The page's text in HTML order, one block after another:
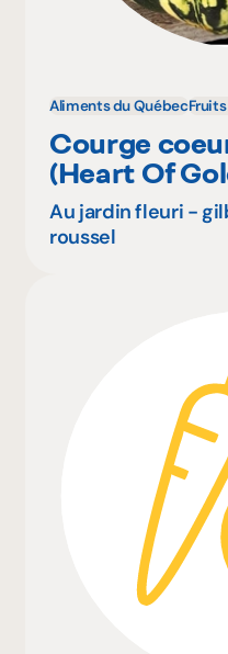
Aliments du Québec
Courge
(Heart Of
Au jardin fleuri -
roussel